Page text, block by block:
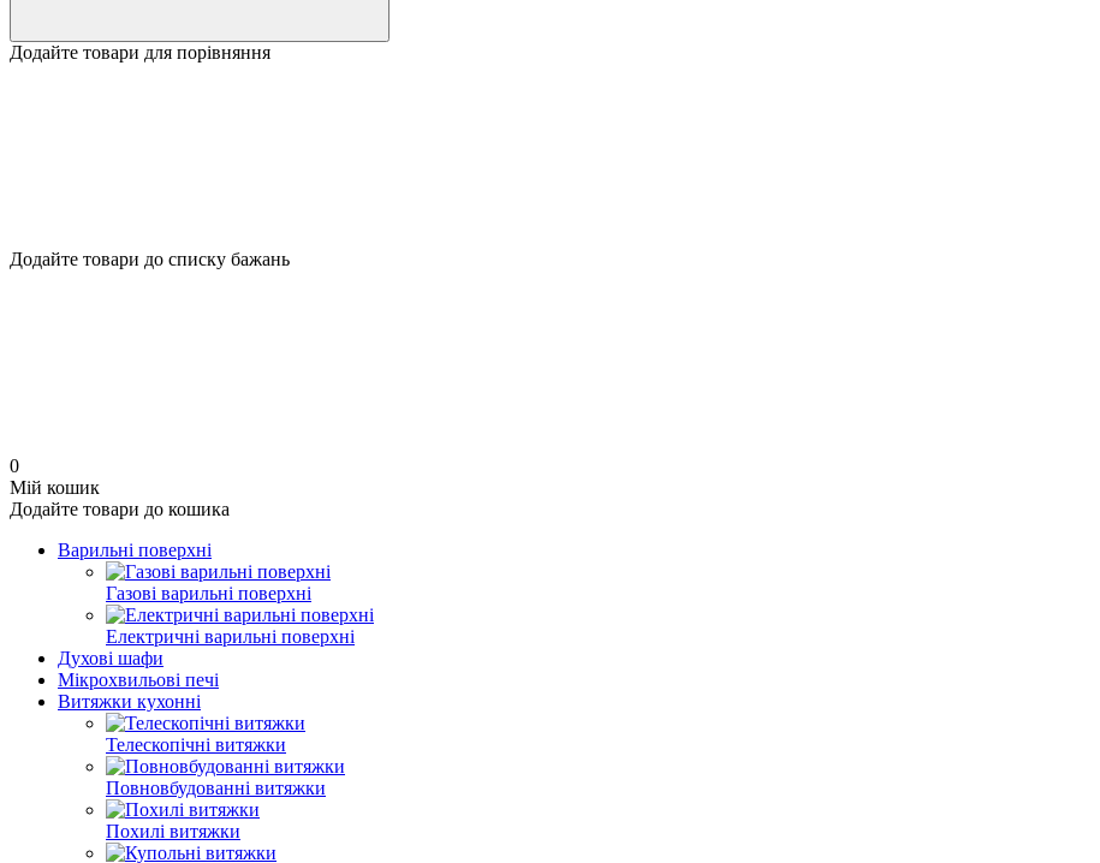
Додайте товари для порівняння
Додайте товари до списку бажань
0
Мій кошик
Додайте товари до кошика
Варильні поверхні
Газові варильні поверхні
Електричні варильні поверхні
Духові шафи
Мікрохвильові печі
Витяжки кухонні
Телескопічні витяжки
Повновбудованні витяжки
Похилі витяжки